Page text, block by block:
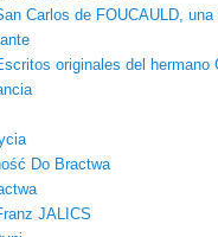
Carlos de FOUCAULD, una
originales del hermano
Do Bractwa
JALICS